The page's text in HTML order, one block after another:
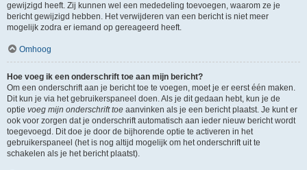
gewijzigd heeft. Zij kunnen wel een mededeling toevoegen, waarom ze je
bericht gewijzigd hebben. Het verwijderen van een bericht is niet meer
mogelijk zodra er iemand op gereageerd heeft.
Omhoog
Hoe voeg ik een onderschrift toe aan mijn bericht?
Om een onderschrift aan je bericht toe te voegen, moet je er eerst één maken.
Dit kun je via het gebruikerspaneel doen. Als je dit gedaan hebt, kun je de
optie voeg mijn onderschrift toe aanvinken als je een bericht plaatst. Je kunt er
ook voor zorgen dat je onderschrift automatisch aan ieder nieuw bericht wordt
toegevoegd. Dit doe je door de bijhorende optie te activeren in het
gebruikerspaneel (het is nog altijd mogelijk om het onderschrift uit te
schakelen als je het bericht plaatst).